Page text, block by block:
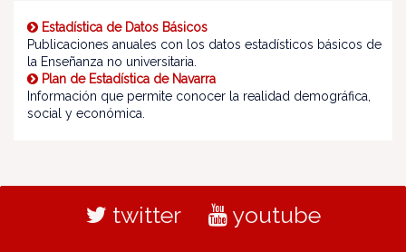
Estadística de Datos Básicos
Publicaciones anuales con los datos estadísticos básicos de
la Enseñanza no universitaria.
Plan de Estadística de Navarra
Información que permite conocer la realidad demográfica,
social y económica.
twitter youtube